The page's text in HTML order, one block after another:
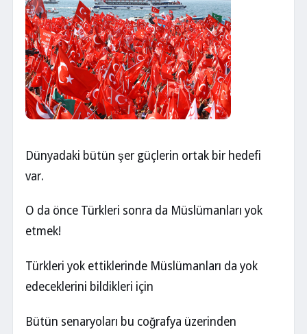
Dünyadaki bütün şer güçlerin ortak bir hedefi
var.
O da önce Türkleri sonra da Müslümanları yok
etmek!
Türkleri yok ettiklerinde Müslümanları da yok
edeceklerini bildikleri için
Bütün senaryoları bu coğrafya üzerinden